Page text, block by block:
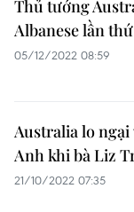
Thủ tướng
Albanese lần
05/12/2022 08:59
Australia lo
Anh khi bà Liz
21/10/2022 07:35